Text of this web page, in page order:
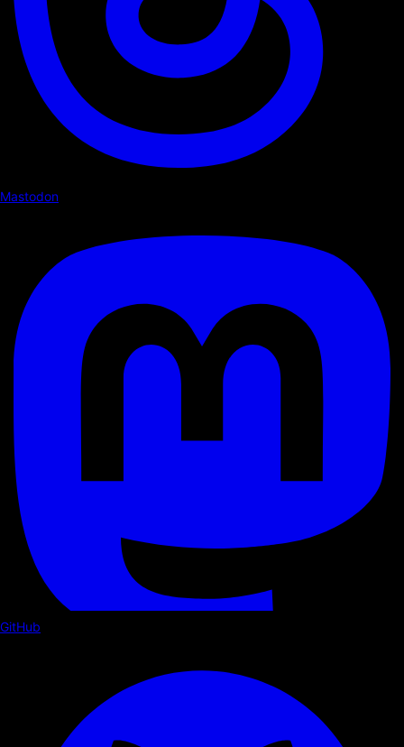
Mastodon
GitHub